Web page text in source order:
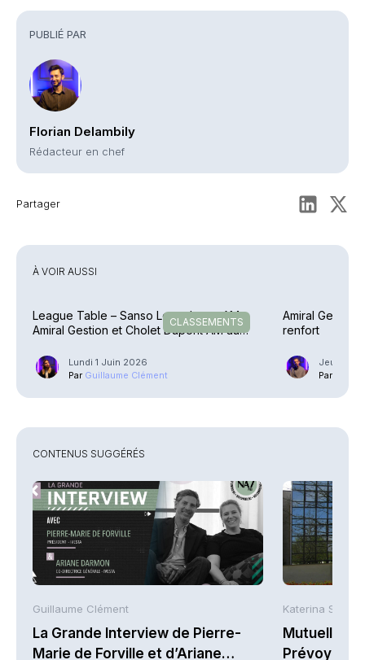
PUBLIÉ PAR
Florian Delambily
Rédacteur en chef
Partager
À VOIR AUSSI
CLASSEMENTS
League Table – Sanso Longchamp AM,
Amiral Gestion et Cholet Dupont AM au
Lundi 1 Juin 2026
Par Guillaume Clément
Amiral Gestion
renfort
Jeudi 16
Par
CONTENUS SUGGÉRÉS
Guillaume Clément
La Grande Interview de Pierre-
Marie de Forville et d’Ariane
Katerina
Mutuelles :